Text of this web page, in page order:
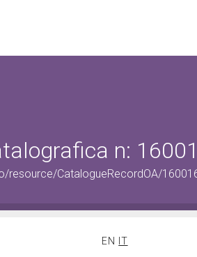
n:
resource/CatalogueRecordOA/
EN
IT